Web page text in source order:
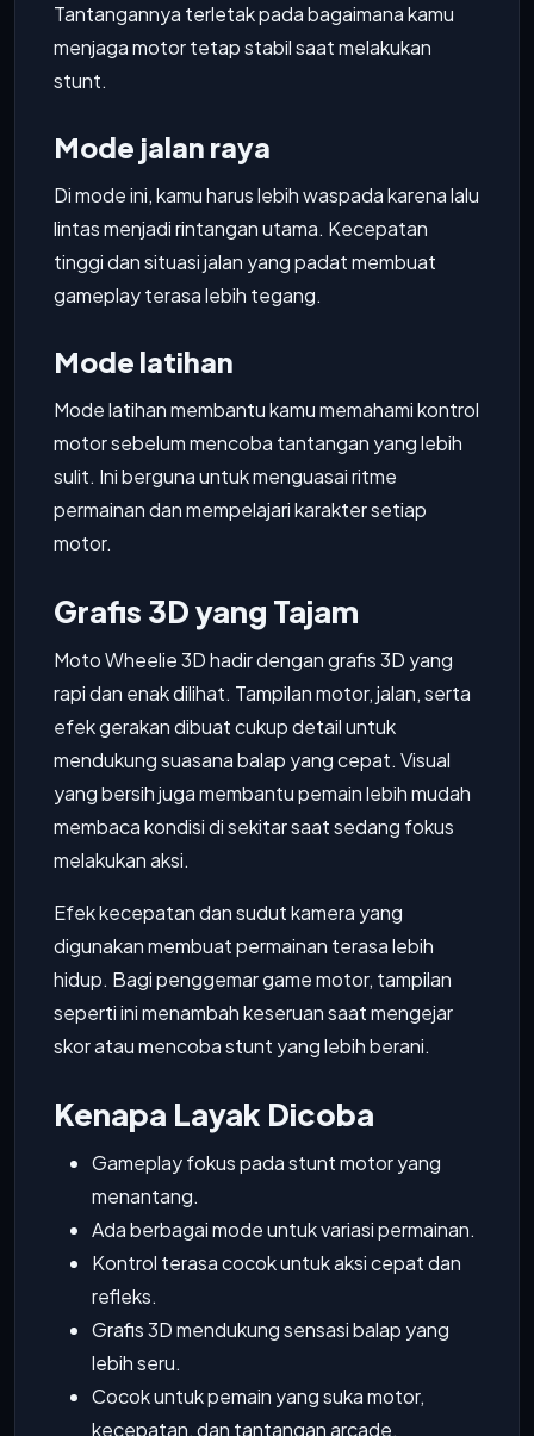
Tantangannya terletak pada bagaimana kamu
menjaga motor tetap stabil saat melakukan
stunt.
Mode jalan raya
Di mode ini, kamu harus lebih waspada karena lalu
lintas menjadi rintangan utama. Kecepatan
tinggi dan situasi jalan yang padat membuat
gameplay terasa lebih tegang.
Mode latihan
Mode latihan membantu kamu memahami kontrol
motor sebelum mencoba tantangan yang lebih
sulit. Ini berguna untuk menguasai ritme
permainan dan mempelajari karakter setiap
motor.
Grafis 3D yang Tajam
Moto Wheelie 3D hadir dengan grafis 3D yang
rapi dan enak dilihat. Tampilan motor, jalan, serta
efek gerakan dibuat cukup detail untuk
mendukung suasana balap yang cepat. Visual
yang bersih juga membantu pemain lebih mudah
membaca kondisi di sekitar saat sedang fokus
melakukan aksi.
Efek kecepatan dan sudut kamera yang
digunakan membuat permainan terasa lebih
hidup. Bagi penggemar game motor, tampilan
seperti ini menambah keseruan saat mengejar
skor atau mencoba stunt yang lebih berani.
Kenapa Layak Dicoba
Gameplay fokus pada stunt motor yang
menantang.
Ada berbagai mode untuk variasi permainan.
Kontrol terasa cocok untuk aksi cepat dan
refleks.
Grafis 3D mendukung sensasi balap yang
lebih seru.
Cocok untuk pemain yang suka motor,
kecepatan, dan tantangan arcade.